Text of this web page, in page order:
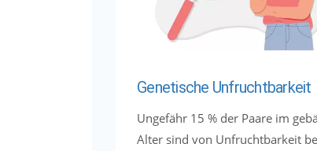
Genetische Unfruchtbarkeit
Ungefähr 15 % der Paare im
Alter sind von Unfruchtbarkeit